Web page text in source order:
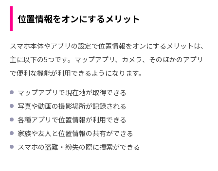
位置情報をオンにするメリット
スマホ本体やアプリの設定で位置情報をオンにするメリットは、
主に以下の5つです。マップアプリ、カメラ、そのほかのアプリ
で便利な機能が利用できるようになります。
マップアプリで現在地が取得できる
写真や動画の撮影場所が記録される
各種アプリで位置情報が利用できる
家族や友人と位置情報の共有ができる
スマホの盗難・紛失の際に捜索ができる